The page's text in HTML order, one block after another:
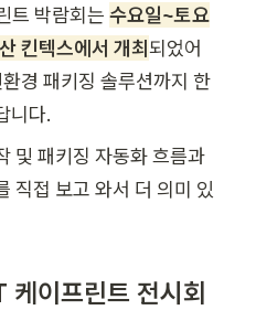
박람회는 수요일~토요
킨텍스에서 개최되었어
경 패키징 솔루션까지 한
니다.
및 패키징 자동화 흐름과
직접 보고 와서 더 의미 있
이프린트 전시회